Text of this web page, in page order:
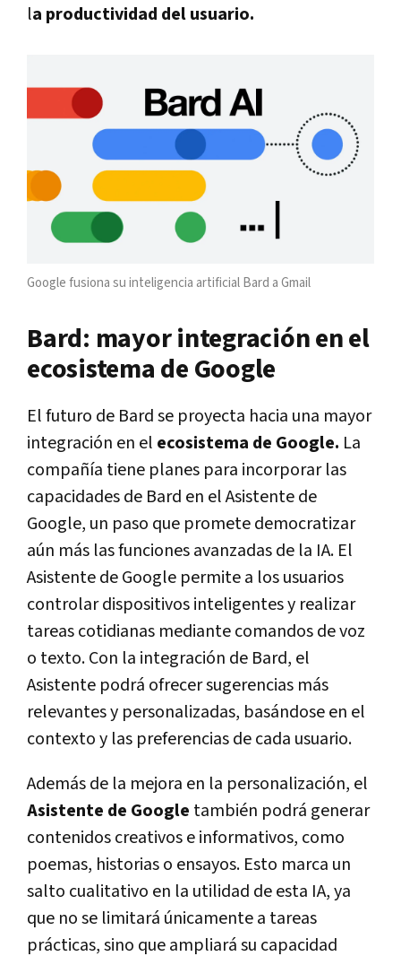
la productividad del usuario.
Google fusiona su inteligencia artificial Bard a Gmail
Bard: mayor integración en el
ecosistema de Google
El futuro de Bard se proyecta hacia una mayor
integración en el ecosistema de Google. La
compañía tiene planes para incorporar las
capacidades de Bard en el Asistente de
Google, un paso que promete democratizar
aún más las funciones avanzadas de la IA. El
Asistente de Google permite a los usuarios
controlar dispositivos inteligentes y realizar
tareas cotidianas mediante comandos de voz
o texto. Con la integración de Bard, el
Asistente podrá ofrecer sugerencias más
relevantes y personalizadas, basándose en el
contexto y las preferencias de cada usuario.
Además de la mejora en la personalización, el
Asistente de Google también podrá generar
contenidos creativos e informativos, como
poemas, historias o ensayos. Esto marca un
salto cualitativo en la utilidad de esta IA, ya
que no se limitará únicamente a tareas
prácticas, sino que ampliará su capacidad